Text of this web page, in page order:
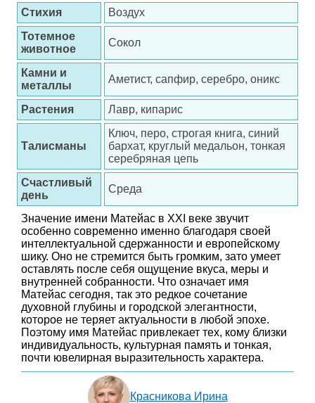
Стихия
Воздух
Тотемное
животное
Сокол
Камни и
металлы
Аметист, сапфир, серебро, оникс
Растения Лавр, кипарис
Талисманы
Ключ, перо, строгая книга, синий
бархат, круглый медальон, тонкая
серебряная цепь
Счастливый
день
Среда
Значение имени Матейас в XXI веке звучит
особенно современно именно благодаря своей
интеллектуальной сдержанности и европейскому
шику. Оно не стремится быть громким, зато умеет
оставлять после себя ощущение вкуса, меры и
внутренней собранности. Что означает имя
Матейас сегодня, так это редкое сочетание
духовной глубины и городской элегантности,
которое не теряет актуальности в любой эпохе.
Поэтому имя Матейас привлекает тех, кому близки
индивидуальность, культурная память и тонкая,
почти ювелирная выразительность характера.
Красникова Ирина